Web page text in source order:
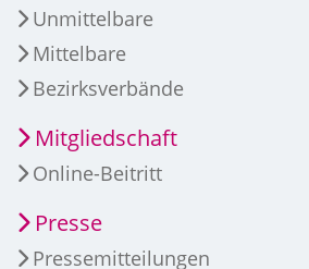
Unmittelbare
Mittelbare
Bezirksverbände
Mitgliedschaft
Online-Beitritt
Presse
Pressemitteilungen